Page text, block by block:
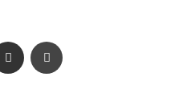
Share via Email